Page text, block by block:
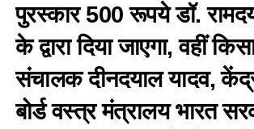
पुरस्कार 500 रूपये डॉ.
के द्वारा दिया जाएगा, वहीं
संचालक दीनदयाल यादव,
बोर्ड वस्त्र मंत्रालय भारत